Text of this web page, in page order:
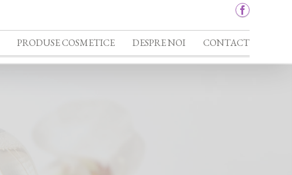
PRODUSE COSMETICE DESPRE NOI CONTACT